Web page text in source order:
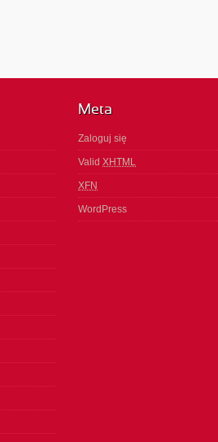
Meta
Zaloguj się
Valid XHTML
XFN
WordPress